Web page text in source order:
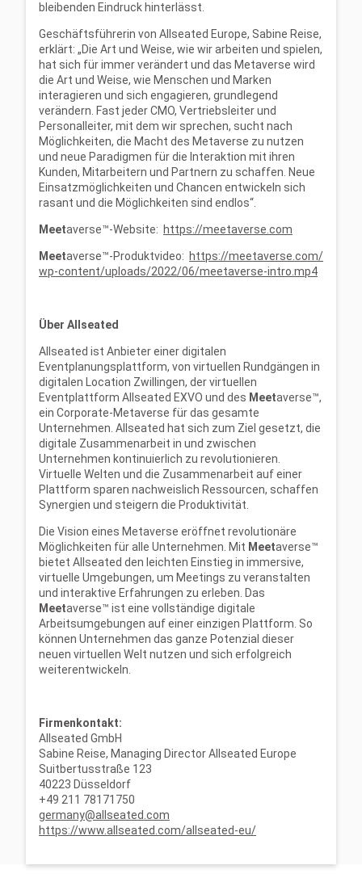
bleibenden Eindruck hinterlässt.
Geschäftsführerin von Allseated Europe, Sabine Reise,
erklärt: „Die Art und Weise, wie wir arbeiten und spielen,
hat sich für immer verändert und das Metaverse wird
die Art und Weise, wie Menschen und Marken
interagieren und sich engagieren, grundlegend
verändern. Fast jeder CMO, Vertriebsleiter und
Personalleiter, mit dem wir sprechen, sucht nach
Möglichkeiten, die Macht des Metaverse zu nutzen
und neue Paradigmen für die Interaktion mit ihren
Kunden, Mitarbeitern und Partnern zu schaffen. Neue
Einsatzmöglichkeiten und Chancen entwickeln sich
rasant und die Möglichkeiten sind endlos“.
Meetaverse™-Website: https://meetaverse.com
Meetaverse™-Produktvideo: https://meetaverse.com/
wp-content/uploads/2022/06/meetaverse-intro.mp4
Über Allseated
Allseated ist Anbieter einer digitalen
Eventplanungsplattform, von virtuellen Rundgängen in
digitalen Location Zwillingen, der virtuellen
Eventplattform Allseated EXVO und des Meetaverse™,
ein Corporate-Metaverse für das gesamte
Unternehmen. Allseated hat sich zum Ziel gesetzt, die
digitale Zusammenarbeit in und zwischen
Unternehmen kontinuierlich zu revolutionieren.
Virtuelle Welten und die Zusammenarbeit auf einer
Plattform sparen nachweislich Ressourcen, schaffen
Synergien und steigern die Produktivität.
Die Vision eines Metaverse eröffnet revolutionäre
Möglichkeiten für alle Unternehmen. Mit Meetaverse™
bietet Allseated den leichten Einstieg in immersive,
virtuelle Umgebungen, um Meetings zu veranstalten
und interaktive Erfahrungen zu erleben. Das
Meetaverse™ ist eine vollständige digitale
Arbeitsumgebungen auf einer einzigen Plattform. So
können Unternehmen das ganze Potenzial dieser
neuen virtuellen Welt nutzen und sich erfolgreich
weiterentwickeln.
Firmenkontakt:
Allseated GmbH
Sabine Reise, Managing Director Allseated Europe
Suitbertusstraße 123
40223 Düsseldorf
+49 211 78171750
germany@allseated.com
https://www.allseated.com/allseated-eu/